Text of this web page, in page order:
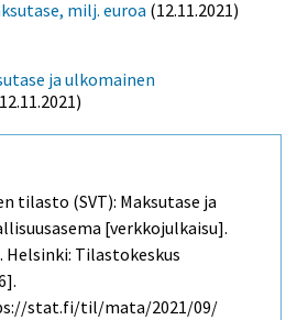
milj. euroa (12.11.2021)
ja ulkomainen
tilasto (SVT): Maksutase ja
[verkkojulkaisu].
Helsinki: Tilastokeskus
stat.fi/til/mata/2021/09/